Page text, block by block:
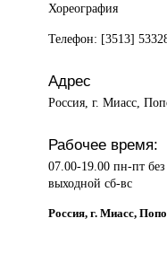
Хореография
Телефон: [3513]
Адрес
Россия, г. Миасс,
Рабочее время:
07.00-19.00 пн-пт
выходной сб-вс
Россия, г. Миасс,